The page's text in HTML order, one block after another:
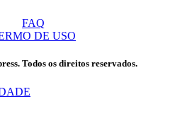
FAQ
DE USO
Todos os direitos reservados.